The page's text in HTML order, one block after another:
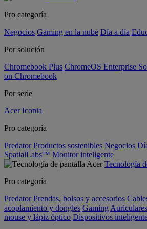
Pro categoría
Negocios Gaming en la nube Día a día
Por solución
Chromebook Plus ChromeOS Enterprise
on Chromebook
Por serie
Acer Iconia
Pro categoría
Predator Productos sostenibles Negocios
SpatialLabs™ Monitor inteligente
Tecnología
Pro categoría
Predator Prendas, bolsos y accesorios
acoplamiento y dongles Gaming
mouse y lápiz óptico Dispositivos